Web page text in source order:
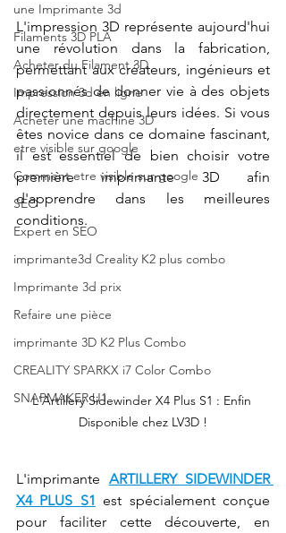
une Imprimante 3d
Filaments 3D PLA
Acheter du Filament 3D
Impression 3d en ligne
Acheter une machine 3D
etre visible sur google
Comment etre visible sur google
SEO
Expert en SEO
imprimante3d Creality K2 plus combo
Imprimante 3d prix
Refaire une pièce
imprimante 3D K2 Plus Combo
CREALITY SPARKX i7 Color Combo
SNAPMAKER U1
L'impression 3D représente aujourd'hui
une révolution dans la fabrication,
permettant aux créateurs, ingénieurs et
passionnés de donner vie à des objets
directement depuis leurs idées. Si vous
êtes novice dans ce domaine fascinant,
il est essentiel de bien choisir votre
première imprimante 3D afin
d'apprendre dans les meilleures
conditions.
L'Artillery Sidewinder X4 Plus S1 : Enfin
Disponible chez LV3D !
L'imprimante ARTILLERY SIDEWINDER
X4 PLUS S1 est spécialement conçue
pour faciliter cette découverte, en